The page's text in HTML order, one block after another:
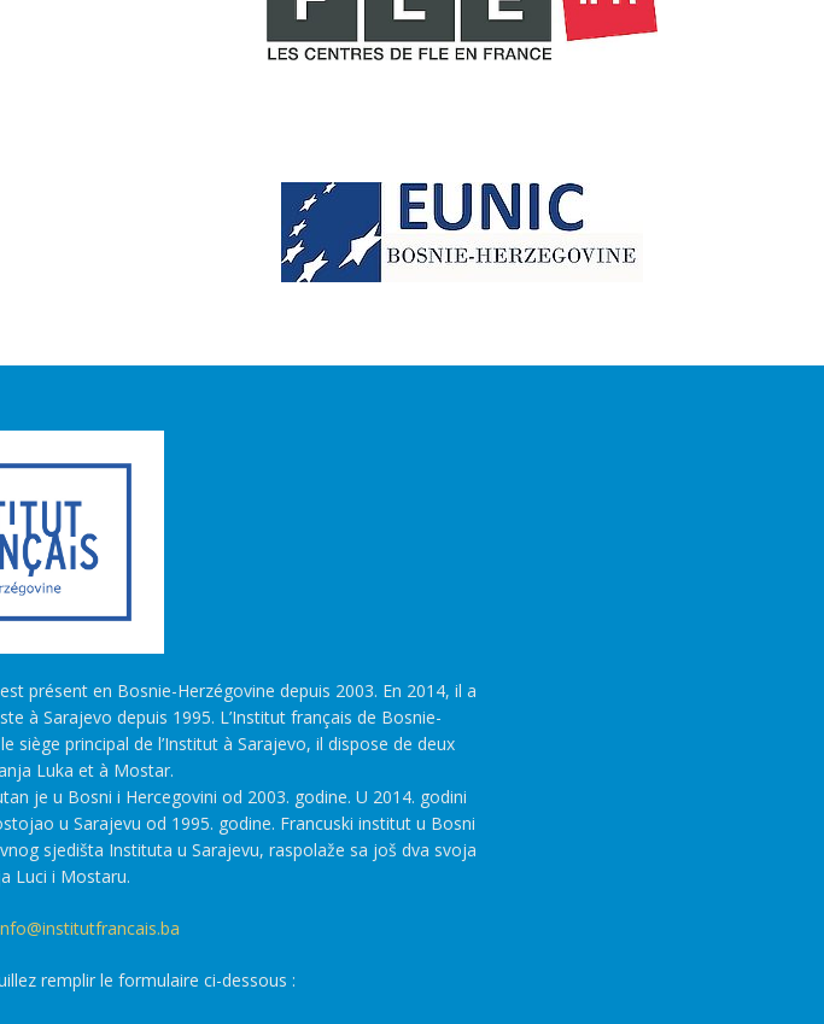
présent en Bosnie-Herzégovine depuis 2003. En 2014, il a
à Sarajevo depuis 1995. L’Institut français de Bosnie-
siège principal de l’Institut à Sarajevo, il dispose de deux
Luka et à Mostar.
je u Bosni i Hercegovini od 2003. godine. U 2014. godini
u Sarajevu od 1995. godine. Francuski institut u Bosni
sjedišta Instituta u Sarajevu, raspolaže sa još dva svoja
Luci i Mostaru.
remplir le formulaire ci-dessous :